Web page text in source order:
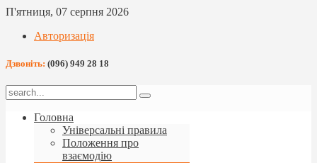
П'ятниця, 07 серпня 2026
Авторизація
Дзвоніть: (096) 949 28 18
Головна
Універсальні правила
Положення про
взаємодію